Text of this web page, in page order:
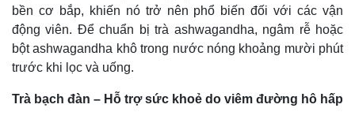
bền cơ bắp, khiến nó trở nên phổ biến đối với các vận
động viên. Để chuẩn bị trà ashwagandha, ngâm rễ hoặc
bột ashwagandha khô trong nước nóng khoảng mười phút
trước khi lọc và uống.
​Trà bạch đàn – Hỗ trợ sức khoẻ do viêm đường hô hấp